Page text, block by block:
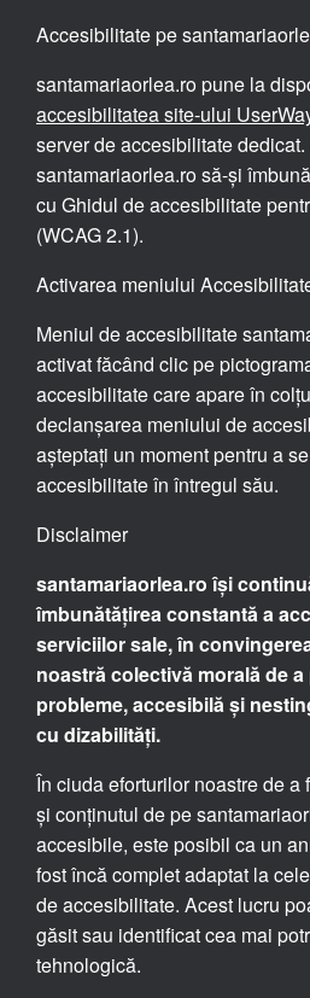
Accesibilitate pe
santamariaorlea.ro pune la
accesibilitatea site-ului
server de accesibilitate
santamariaorlea.ro să-și
cu Ghidul de accesibilitate
(WCAG 2.1).
Activarea meniului
Meniul de accesibilitate
activat făcând clic pe
accesibilitate care apare în
declanșarea meniului de
așteptați un moment pentru a
accesibilitate în întregul său.
Disclaimer
santamariaorlea.ro își
îmbunătățirea constantă a
serviciilor sale, în
noastră colectivă morală de
probleme, accesibilă și
cu dizabilități.
În ciuda eforturilor noastre de
și conținutul de pe
accesibile, este posibil ca un
fost încă complet adaptat la
de accesibilitate. Acest lucru
găsit sau identificat cea mai
tehnologică.